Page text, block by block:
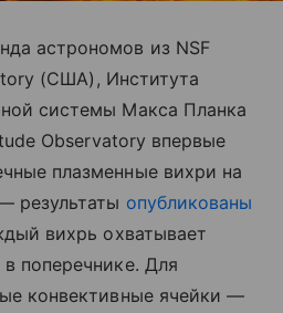
астрономов из NSF
(США), Института
системы Макса Планка
Observatory впервые
плазменные вихри на
результаты опубликованы
вихрь охватывает
поперечнике. Для
конвективные ячейки —